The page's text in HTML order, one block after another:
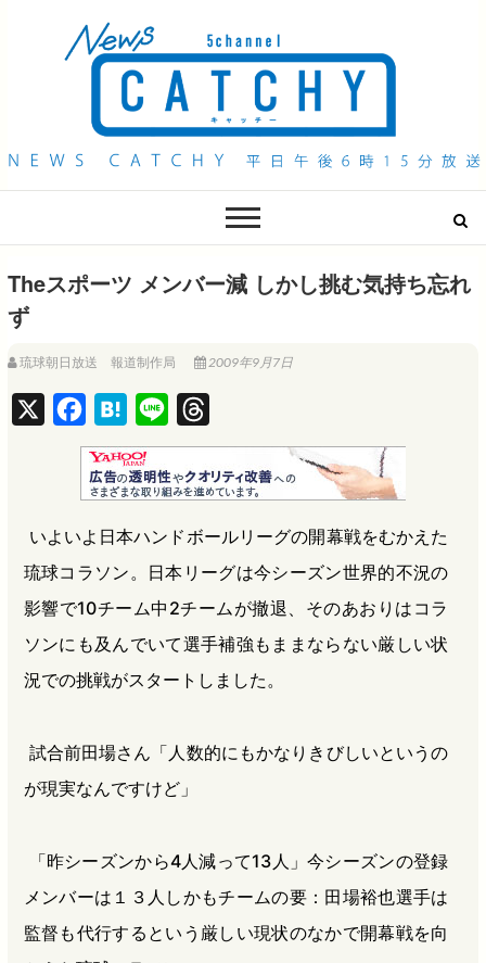
QAB NEWS Headline
Theスポーツ メンバー減 しかし挑む気持ち忘れ
ず
琉球朝日放送 報道制作局 2009年9月7日
a
c
e
b
o
o
k
H
a
t
e
n
a
i
n
e
h
r
e
a
d
s
いよいよ日本ハンドボールリーグの開幕戦をむかえた
琉球コラソン。日本リーグは今シーズン世界的不況の
影響で10チーム中2チームが撤退、そのあおりはコラ
ソンにも及んでいて選手補強もままならない厳しい状
況での挑戦がスタートしました。
試合前田場さん「人数的にもかなりきびしいというの
が現実なんですけど」
「昨シーズンから4人減って13人」今シーズンの登録
メンバーは１３人しかもチームの要：田場裕也選手は
監督も代行するという厳しい現状のなかで開幕戦を向